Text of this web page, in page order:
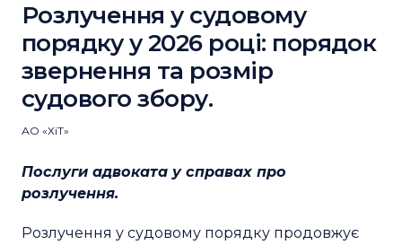
Розлучення у судовому
порядку у 2026 році: порядок
звернення та розмір
судового збору.
АО «ХіТ»
Послуги адвоката у справах про
розлучення.
Розлучення у судовому порядку продовжує